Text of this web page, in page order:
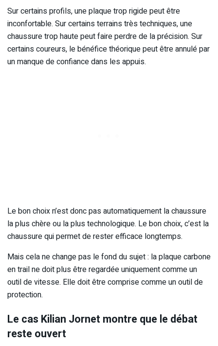
Sur certains profils, une plaque trop rigide peut être
inconfortable. Sur certains terrains très techniques, une
chaussure trop haute peut faire perdre de la précision. Sur
certains coureurs, le bénéfice théorique peut être annulé par
un manque de confiance dans les appuis.
Le bon choix n’est donc pas automatiquement la chaussure
la plus chère ou la plus technologique. Le bon choix, c’est la
chaussure qui permet de rester efficace longtemps.
Mais cela ne change pas le fond du sujet : la plaque carbone
en trail ne doit plus être regardée uniquement comme un
outil de vitesse. Elle doit être comprise comme un outil de
protection.
Le cas Kilian Jornet montre que le débat
reste ouvert